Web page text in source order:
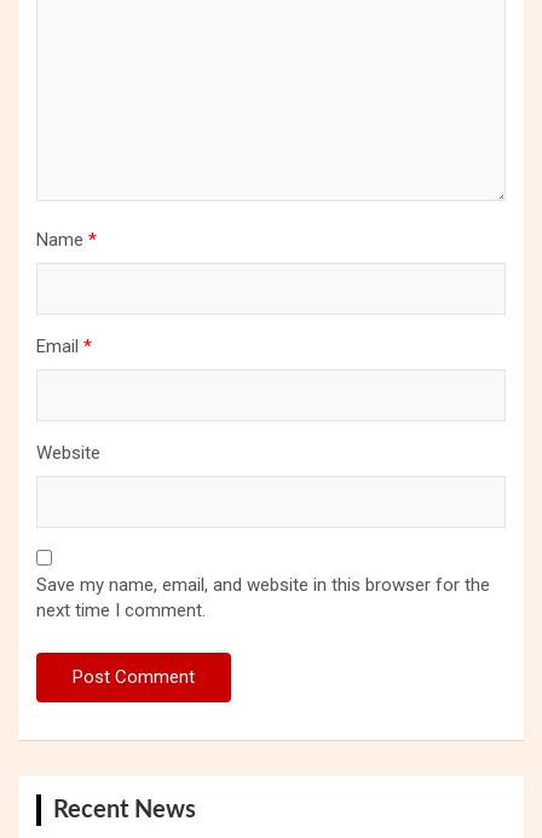
Name *
Email *
Website
Save my name, email, and website in this browser for the
next time I comment.
Recent News